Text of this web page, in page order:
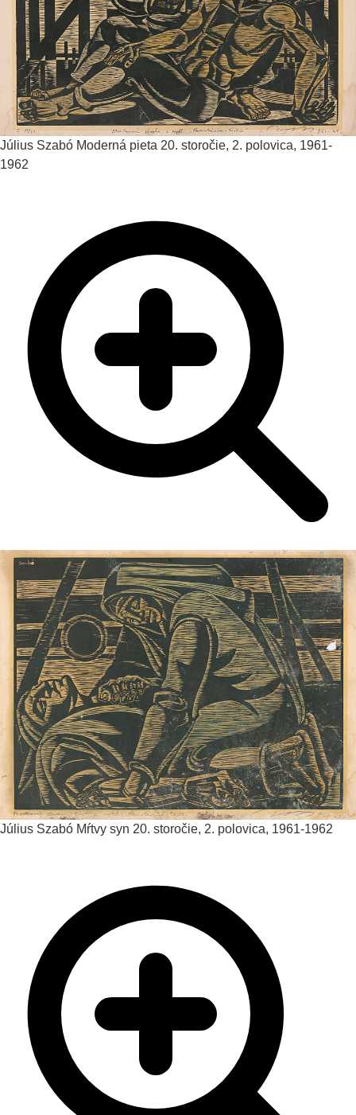
Július Szabó Moderná pieta 20. storočie, 2. polovica, 1961-
1962
Július Szabó Mŕtvy syn 20. storočie, 2. polovica, 1961-1962